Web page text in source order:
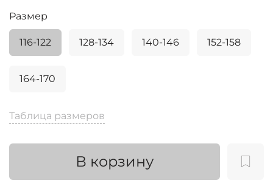
Таблица размеров
В корзину
Размер
116-122 128-134 140-146 152-158
164-170